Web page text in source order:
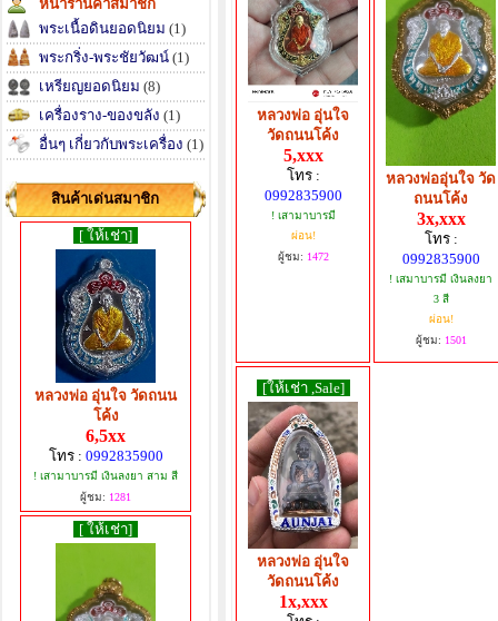
หน้าร้านค้าสมาชิก
พระเนื้อดินยอดนิยม (1)
พระกริ่ง-พระชัยวัฒน์ (1)
เหรียญยอดนิยม (8)
เครื่องราง-ของขลัง (1)
อื่นๆ เกี่ยวกับพระเครื่อง (1)
สินค้าเด่นสมาชิก
[ ให้เช่า]
หลวงพ่อ อุ่นใจ วัดถนน
โค้ง
6,5xx
โทร : 0992835900
! เสามาบารมี เงินลงยา สาม สี
ผู้ชม: 1281
[ ให้เช่า]
หลวงพ่อ อุ่นใจ
วัดถนนโค้ง
5,xxx
โทร :
0992835900
! เสามาบารมี
ผ่อน!
ผู้ชม: 1472
หลวงพ่ออุ่นใจ วัด
ถนนโค้ง
3x,xxx
โทร :
0992835900
! เสมาบารมี เงินลงยา
3 สี
ผ่อน!
ผู้ชม: 1501
[ให้เช่า ,Sale]
หลวงพ่อ อุ่นใจ
วัดถนนโค้ง
1x,xxx